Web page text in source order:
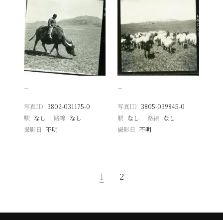
−
写真ID 3802-031175-0
駅 なし 路線 なし
撮影日
不明
−
写真ID 3805-039845-0
駅 なし 路線 なし
撮影日 不明
1 2